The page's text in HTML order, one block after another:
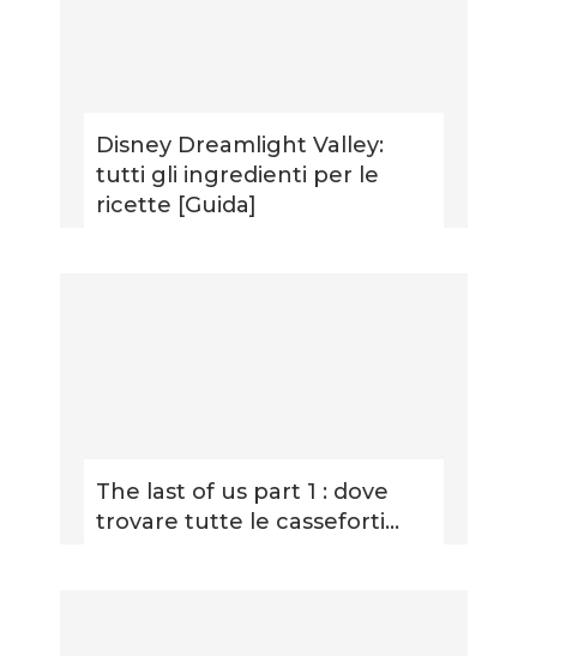
Disney Dreamlight Valley:
tutti gli ingredienti per le
ricette [Guida]
The last of us part 1 : dove
trovare tutte le casseforti...